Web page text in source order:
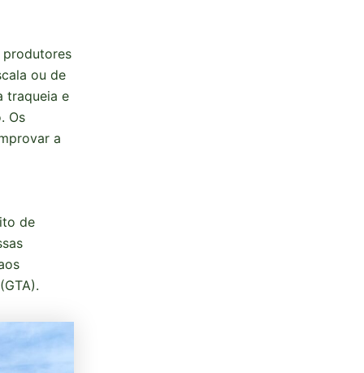
produtores
ou de
traqueia e
Os
a
de